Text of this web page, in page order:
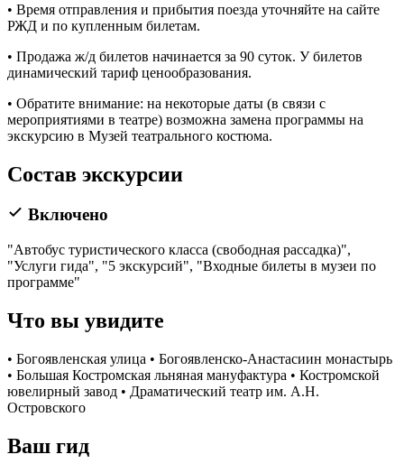
• Время отправления и прибытия поезда уточняйте на сайте
РЖД и по купленным билетам.
• Продажа ж/д билетов начинается за 90 суток. У билетов
динамический тариф ценообразования.
• Обратите внимание: на некоторые даты (в связи с
мероприятиями в театре) возможна замена программы на
экскурсию в Музей театрального костюма.
Состав экскурсии
Включено
"Автобус туристического класса (свободная рассадка)",
"Услуги гида", "5 экскурсий", "Входные билеты в музеи по
программе"
Что вы увидите
• Богоявленская улица • Богоявленско-Анастасиин монастырь
• Большая Костромская льняная мануфактура • Костромской
ювелирный завод • Драматический театр им. А.Н.
Островского
Ваш гид